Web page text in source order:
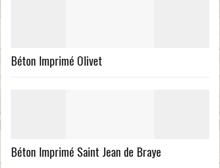
Béton Imprimé Olivet
Béton Imprimé Saint Jean de Braye